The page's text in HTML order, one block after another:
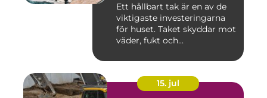
Ett hållbart tak är en av de
viktigaste investeringarna
för huset. Taket skyddar mot
väder, fukt och...
15. jul